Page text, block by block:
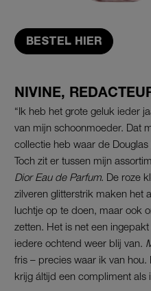
BESTEL HIER
NIVINE,
“Ik heb het grote geluk ieder
van mijn schoonmoeder. Dat
collectie heb waar de
Toch zit er tussen mijn
Dior Eau de Parfum. De roze
zilveren glitterstrik maken het
luchtje op te doen, maar ook
zetten. Het is net een
iedere ochtend weer blij van.
fris – precies waar ik van
krijg áltijd een compliment als